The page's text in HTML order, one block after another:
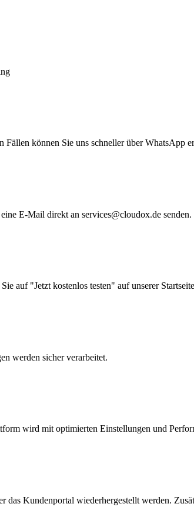
Fällen können Sie uns schneller über WhatsApp
eine E-Mail direkt an services@cloudox.de senden.
Sie auf "Jetzt kostenlos testen" auf unserer
werden sicher verarbeitet.
wird mit optimierten Einstellungen und
das Kundenportal wiederhergestellt werden.